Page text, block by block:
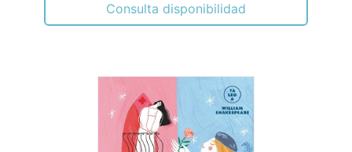
Consulta disponibilidad